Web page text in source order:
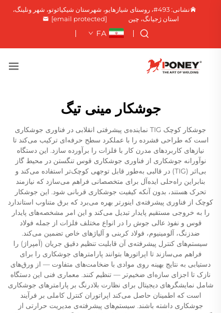
نشانی: 493#، روستای شیازهایو، شهرستان شیکیائوتو، شهر ونلینگ،
استان ژجیانگ، چین
[email protected]
FA
جوشکار مینی تیگ
جوشکار کوچک TIG نماینده‌ی پیشرفتی انقلابی در فناوری جوشکاری
است که طراحی فشرده را با عملکرد سطح حرفه‌ای ترکیب می‌کند تا
نیازهای کاربردهای مدرن کار با فلزات را برآورده سازد. این دستگاه
نوآورانه جوشکاری از فناوری جوشکاری قوس تنگستن در محیط گاز
بی‌اثر (TIG) در قالبی به‌طور قابل توجهی کوچک‌تر استفاده می‌کند و
بنابراین راه‌حلی ایده‌آل برای متخصصانی فراهم می‌سازد که نیازمند
تحرک هستند، بدون آنکه کیفیت جوشکاری قربانی شود. این جوشکار
کوچک از فناوری پیشرفته‌ی اینورتر بهره می‌برد که برق متناوب استاندارد
را به خروجی مستقیم پایدار تبدیل می‌کند و این امر مشخصه‌های پایدار
قوس و نفوذ عالی جوش را در انواع مختلف فلزات از جمله فولاد
ضدزنگ، آلومینیوم، فولاد کربنی و آلیاژهای خاص تضمین می‌کند.
سیستم‌های کنترل پیشرفته‌ی آن قابلیت تنظیم دقیق جریان (آمپراژ) را
فراهم می‌سازند تا اپراتورها بتوانند پارامترهای جوشکاری را برای
دستیابی به نتایج بهینه روی موادی با ضخامت‌های متفاوت — از ورق‌های
نازک تا اجزای سازه‌ای ضخیم‌تر — تنظیم کنند. معماری فنی این دستگاه
شامل نمایشگرهای دیجیتال برای نظارت بلادرنگ بر پارامترهای جوشکاری
است که اطمینان حاصل می‌کند اپراتوران کنترل کاملی بر فرآیند
جوشکاری داشته باشند. سیستم‌های پیشرفته‌ی مدیریت حرارتی از